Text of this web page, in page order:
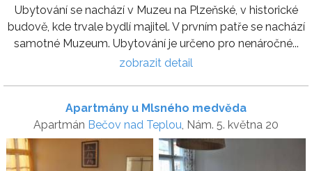
Ubytování se nachází v Muzeu na Plzeňské, v historické
budově, kde trvale bydlí majitel. V prvním patře se nachází
samotné Muzeum. Ubytování je určeno pro nenáročné...
zobrazit detail
Apartmány u Mlsného medvěda
Apartmán Bečov nad Teplou, Nám. 5. května 20